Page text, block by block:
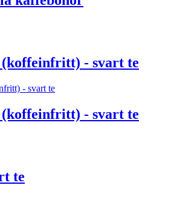
- svart te
- svart te
te